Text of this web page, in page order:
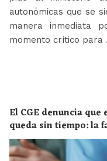
autonómicas que se
manera inmediata
momento crítico para
El CGE denuncia
queda sin tiempo: la
supone un riesgo
población